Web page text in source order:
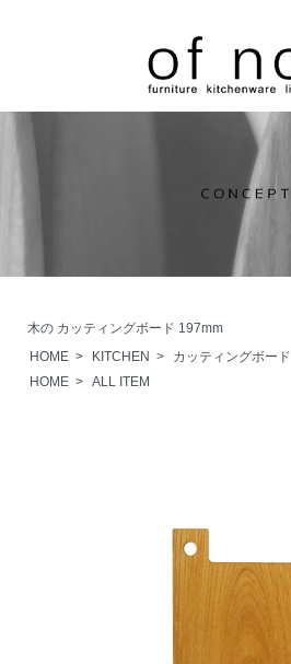
木の カッティングボード 197mm
HOME > KITCHEN >
カッティングボード
HOME > ALL ITEM